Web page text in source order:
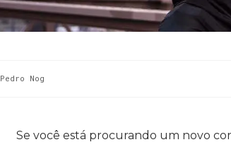
Pedro Nog
Se você está procurando um novo